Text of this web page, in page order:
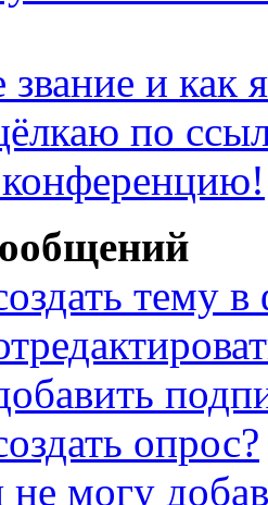
звание и как
по
тему
опрос?
могу